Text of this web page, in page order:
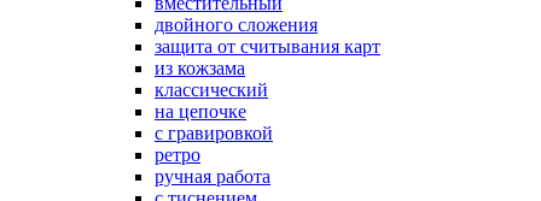
двойного сложения
защита от считывания карт
из кожзама
классический
на цепочке
с гравировкой
ретро
ручная работа